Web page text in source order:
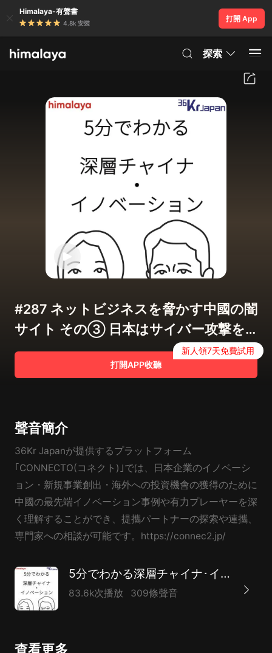
Himalaya-有聲書
4.8k 安裝
打開 App
探索
#287 ネットビジネスを脅かす中國の闇
サイト その③ 日本はサイバー攻撃を
受けているの？
打開APP收聽
新人領7天免費試用
聲音簡介
36Kr Japanが提供するプラットフォーム
｢CONNECTO(コネクト)｣では、日本企業のイノベーシ
ョン・新規事業創出・海外への投資機會の獲得のために
中國の最先端イノベーション事例や有力プレーヤーを深
く理解することができ、提攜パートナーの探索や連攜、
専門家への相談が可能です。https://connec2.jp/
5分でわかる深層チャイナ･イノベーション
83.6k次播放 309條聲音
查看更多